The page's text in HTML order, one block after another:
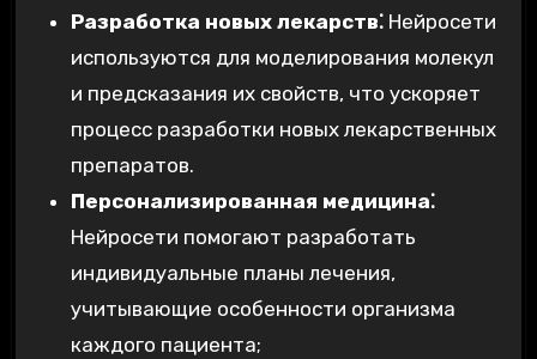
Разработка новых лекарств⁚Нейросети
используются для моделирования молекул
и предсказания их свойств, что ускоряет
процесс разработки новых лекарственных
препаратов.
Персонализированная медицина⁚
Нейросети помогают разработать
индивидуальные планы лечения,
учитывающие особенности организма
каждого пациента;